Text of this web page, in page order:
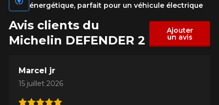
énergétique, parfait pour un véhicule électrique
Avis clients du
Michelin DEFENDER 2
Ajouter
un avis
Marcel jr
15 juillet 2026